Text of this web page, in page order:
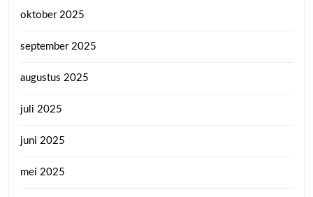
oktober 2025
september 2025
augustus 2025
juli 2025
juni 2025
mei 2025